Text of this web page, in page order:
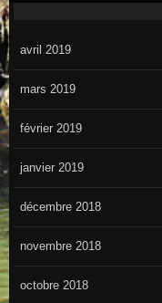
avril 2019
mars 2019
février 2019
janvier 2019
décembre 2018
novembre 2018
octobre 2018